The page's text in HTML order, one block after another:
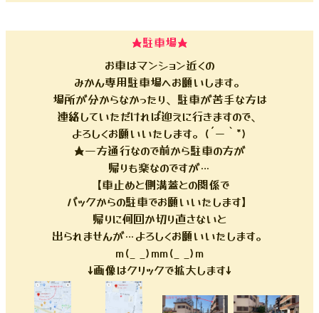
★駐車場★
お車はマンション近くの
みかん専用駐車場へお願いします。
場所が分からなかったり、駐車が苦手な方は
連絡していただければ迎えに行きますので、
よろしくお願いいたします。(´ー｀*)
★一方通行なので前から駐車の方が
帰りも楽なのですが…
【車止めと側溝蓋との関係で
バックからの駐車でお願いいたします】
帰りに何回か切り直さないと
出られませんが…よろしくお願いいたします。
m(_ _)mm(_ _)m
↓画像はクリックで拡大します↓